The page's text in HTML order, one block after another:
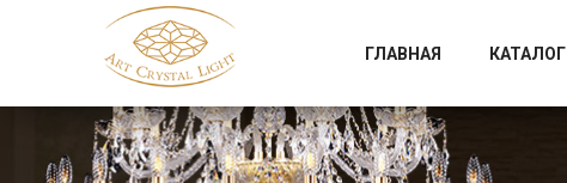
Официальный магазин фабрики Art Crystal Light
ГЛАВНАЯ КАТАЛОГ